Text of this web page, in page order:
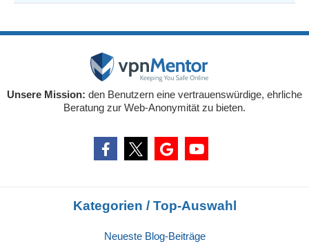
Unsere Mission: den Benutzern eine vertrauenswürdige, ehrliche
Beratung zur Web-Anonymität zu bieten.
Kategorien / Top-Auswahl
Neueste Blog-Beiträge